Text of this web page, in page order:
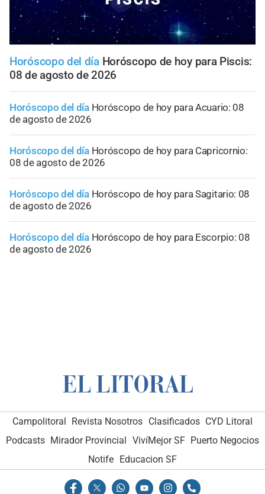
Horóscopo del día Horóscopo de hoy para Piscis:
08 de agosto de 2026
Horóscopo del día Horóscopo de hoy para Acuario: 08
de agosto de 2026
Horóscopo del día Horóscopo de hoy para Capricornio:
08 de agosto de 2026
Horóscopo del día Horóscopo de hoy para Sagitario: 08
de agosto de 2026
Horóscopo del día Horóscopo de hoy para Escorpio: 08
de agosto de 2026
Campolitoral Revista Nosotros Clasificados CYD Litoral
Podcasts Mirador Provincial VivíMejor SF Puerto Negocios
Notife Educacion SF